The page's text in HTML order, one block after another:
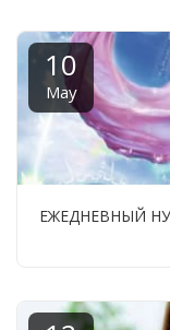
10
May
ЕЖЕДНЕВНЫЙ